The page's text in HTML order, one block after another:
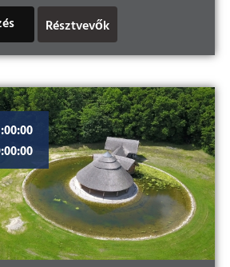
Résztvevők